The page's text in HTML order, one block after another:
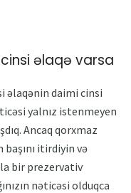
əlaqə varsa
əlaqənin daimi cinsi
yalnız istenmeyen
Ancaq qorxmaz
itirdiyin və
bir prezervativ
nəticəsi olduqca